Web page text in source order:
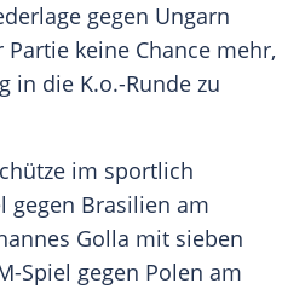
gegen Ungarn
keine Chance mehr,
in die K.o.-Runde zu
im sportlich
gegen Brasilien am
Golla mit sieben
Spiel gegen Polen am